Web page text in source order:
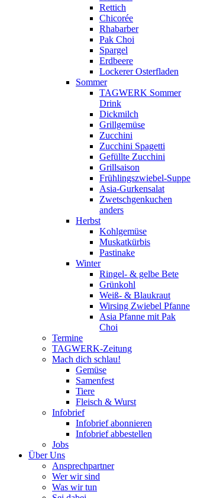
Rettich
Chicorée
Rhabarber
Pak Choi
Spargel
Erdbeere
Lockerer Osterfladen
Sommer
TAGWERK Sommer
Drink
Dickmilch
Grillgemüse
Zucchini
Zucchini Spagetti
Gefüllte Zucchini
Grillsaison
Frühlingszwiebel-Suppe
Asia-Gurkensalat
Zwetschgenkuchen
anders
Herbst
Kohlgemüse
Muskatkürbis
Pastinake
Winter
Ringel- & gelbe Bete
Grünkohl
Weiß- & Blaukraut
Wirsing Zwiebel Pfanne
Asia Pfanne mit Pak
Choi
Termine
TAGWERK-Zeitung
Mach dich schlau!
Gemüse
Samenfest
Tiere
Fleisch & Wurst
Infobrief
Infobrief abonnieren
Infobrief abbestellen
Jobs
Über Uns
Ansprechpartner
Wer wir sind
Was wir tun